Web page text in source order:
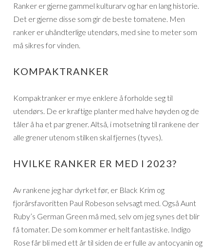
Ranker er gjerne gammel kulturarv og har en lang historie.
Det er gjerne disse som gir de beste tomatene. Men
ranker er uhåndterlige utendørs, med sine to meter som
må sikres for vinden.
KOMPAKTRANKER
Kompaktranker er mye enklere å forholde seg til
utendørs. De er kraftige planter med halve høyden og de
tåler å ha et par grener. Altså, i motsetning til rankene der
alle grener utenom stilken skal fjernes (tyves).
HVILKE RANKER ER MED I 2023?
Av rankene jeg har dyrket før, er Black Krim og
fjorårsfavoritten Paul Robeson selvsagt med. Også Aunt
Ruby’s German Green må med, selv om jeg synes det blir
få tomater. De som kommer er helt fantastiske. Indigo
Rose får bli med ett år til siden de er fulle av antocyanin og